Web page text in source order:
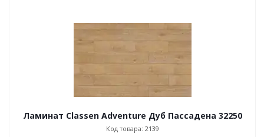
Ламинат Classen Adventure Дуб Пассадена 32250
Код товара: 2139